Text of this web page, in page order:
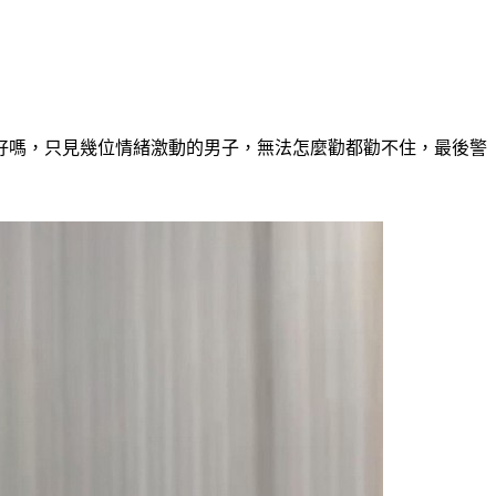
，只見幾位情緒激動的男子，無法怎麼勸都勸不住，最後警